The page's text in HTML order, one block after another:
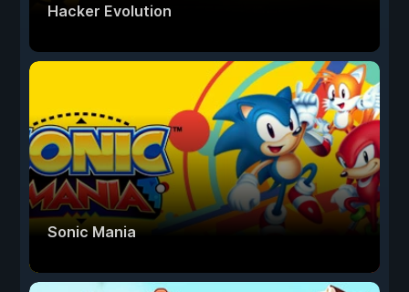
Hacker Evolution
Sonic Mania